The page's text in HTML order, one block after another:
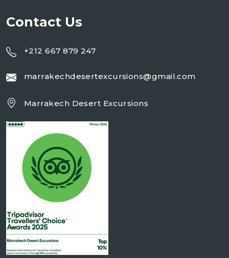
Contact Us
+212 667 879 247
marrakechdesertexcursions@gmail.com
Marrakech Desert Excursions